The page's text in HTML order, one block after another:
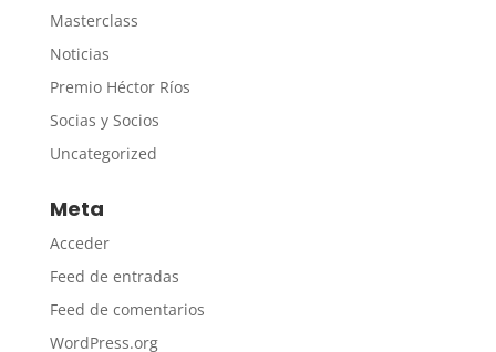
Masterclass
Noticias
Premio Héctor Ríos
Socias y Socios
Uncategorized
Meta
Acceder
Feed de entradas
Feed de comentarios
WordPress.org